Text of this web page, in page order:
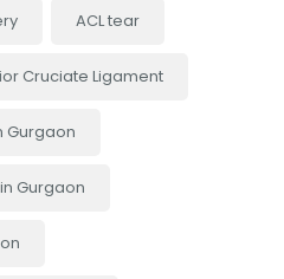
ACL tear
Cruciate Ligament
Gurgaon
Gurgaon